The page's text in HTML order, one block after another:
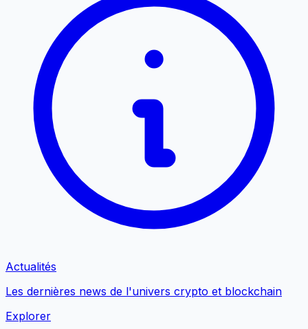
Actualités
Les dernières news de l'univers crypto et blockchain
Explorer